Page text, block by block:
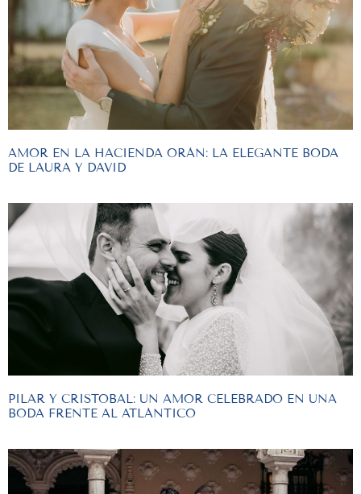
AMOR EN LA HACIENDA ORÁN: LA ELEGANTE BODA
DE LAURA Y DAVID
PILAR Y CRISTOBAL: UN AMOR CELEBRADO EN UNA
BODA FRENTE AL ATLÁNTICO